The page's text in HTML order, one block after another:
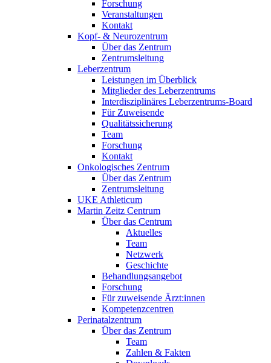
Forschung
Veranstaltungen
Kontakt
Kopf- & Neurozentrum
Über das Zentrum
Zentrumsleitung
Leberzentrum
Leistungen im Überblick
Mitglieder des Leberzentrums
Interdisziplinäres Leberzentrums-Board
Für Zuweisende
Qualitätssicherung
Team
Forschung
Kontakt
Onkologisches Zentrum
Über das Zentrum
Zentrumsleitung
UKE Athleticum
Martin Zeitz Centrum
Über das Centrum
Aktuelles
Team
Netzwerk
Geschichte
Behandlungsangebot
Forschung
Für zuweisende Ärzt:innen
Kompetenzcentren
Perinatalzentrum
Über das Zentrum
Team
Zahlen & Fakten